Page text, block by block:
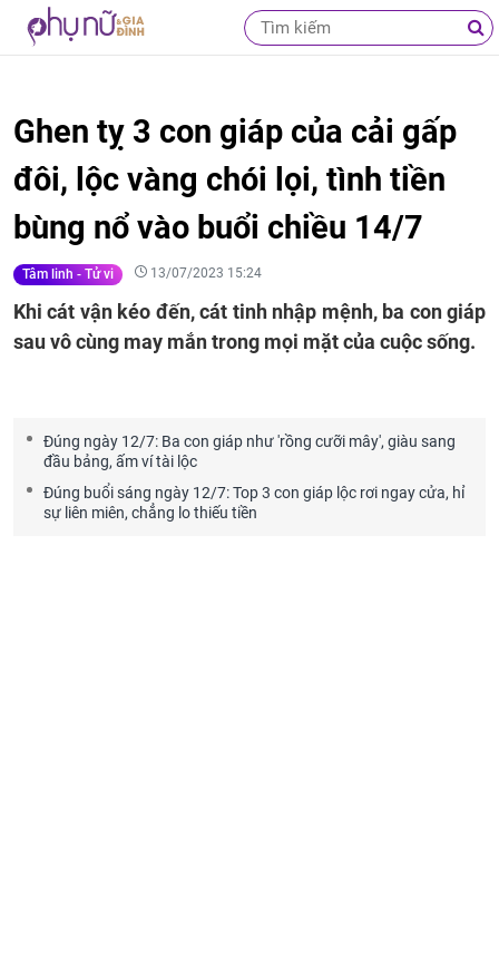
Ghen tỵ 3 con giáp của cải gấp
đôi, lộc vàng chói lọi, tình tiền
bùng nổ vào buổi chiều 14/7
Tâm linh - Tử vi 13/07/2023 15:24
Khi cát vận kéo đến, cát tinh nhập mệnh, ba con giáp
sau vô cùng may mắn trong mọi mặt của cuộc sống.
Đúng ngày 12/7: Ba con giáp như 'rồng cưỡi mây', giàu sang
đầu bảng, ấm ví tài lộc
Đúng buổi sáng ngày 12/7: Top 3 con giáp lộc rơi ngay cửa, hỉ
sự liên miên, chẳng lo thiếu tiền